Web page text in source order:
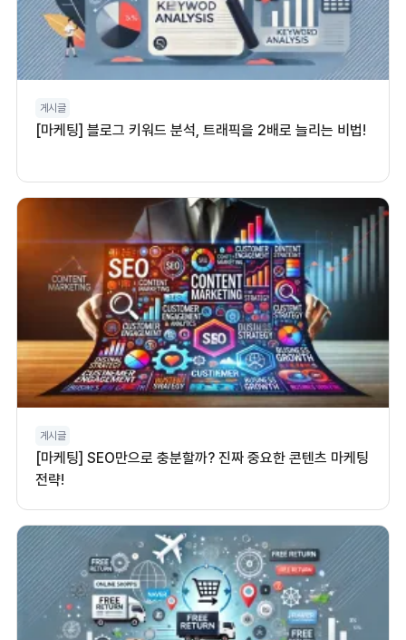
게시글
[마케팅] 블로그 키워드 분석, 트래픽을 2배로 늘리는 비법!
게시글
[마케팅] SEO만으로 충분할까? 진짜 중요한 콘텐츠 마케팅
전략!